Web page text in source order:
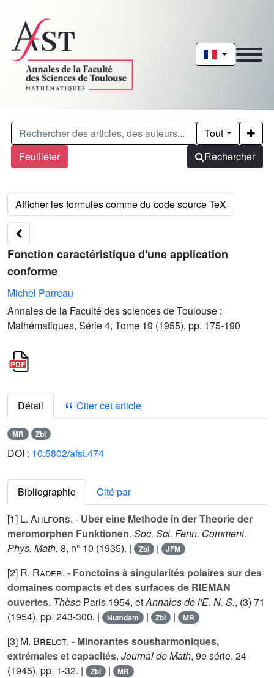
Feuilleter
Tout
Rechercher
Fonction caractéristique d'une application
conforme
Michel Parreau
Annales de la Faculté des sciences de Toulouse :
Mathématiques, Série 4, Tome 19 (1955), pp. 175-190
Détail Citer cet article
MR Zbl
DOI : 10.5802/afst.474
Bibliographie
Cité par
[1] L. Ahlfors. - Uber eine Methode in der Theorie der
meromorphen Funktionen. Soc. Sci. Fenn. Comment.
Phys. Math. 8, n° 10 (1935). | Zbl | JFM
[2] R. Rader. - Fonctoins à singularités polaires sur des
domaines compacts et des surfaces de RIEMAN
ouvertes. Thèse Paris 1954, etAnnales de l'E. N. S., (3) 71
(1954), pp. 243-300. |
Numdam | Zbl | MR
[3] M. Brelot. - Minorantes sousharmoniques,
extrémales et capacités. Journal de Math, 9e série, 24
(1945), pp. 1-32. |
Zbl | MR